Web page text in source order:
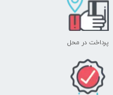
پرداخت در محل